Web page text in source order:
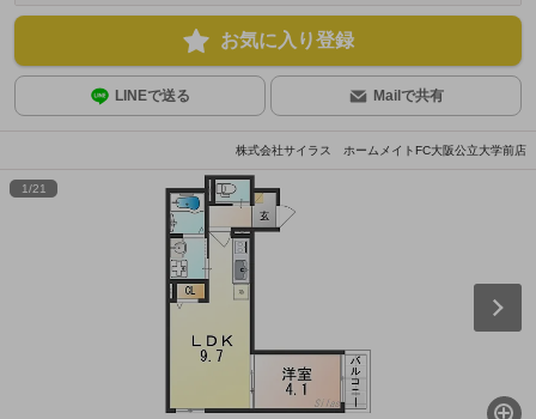
お気に入り登録
LINEで送る Mailで共有
株式会社サイラス ホームメイトFC大阪公立大学前店
1/21